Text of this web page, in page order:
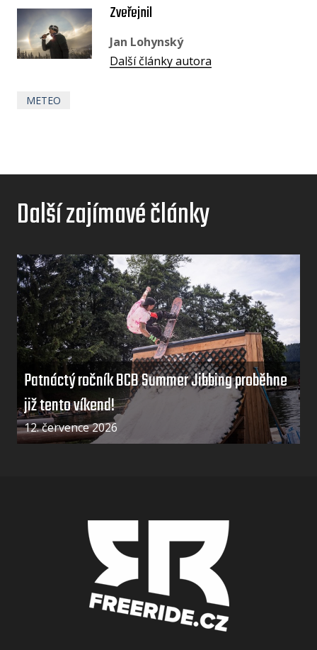
Zveřejnil
Jan Lohynský
Další články autora
METEO
Další zajímavé články
Patnáctý ročník BCB Summer Jibbing proběhne
již tento víkend!
12. července 2026